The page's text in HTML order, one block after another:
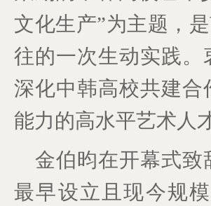
文化生产”为主题，
往的一次生动实践
深化中韩高校共建
能力的高水平艺术人
金伯昀在开幕式
最早设立且现今规